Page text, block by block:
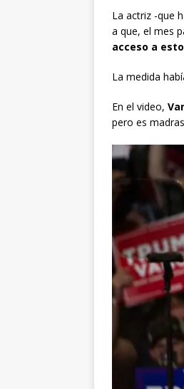
La actriz -que
a que, el mes
acceso a
La medida
En el video,
pero es